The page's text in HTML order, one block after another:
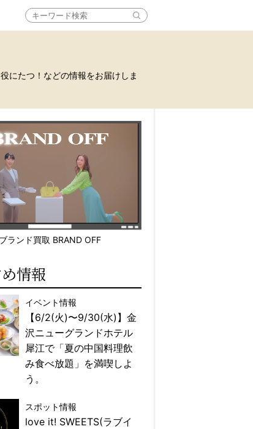
にたつ！などの情報をお届けしま
ブランド買取 BRAND OFF
情報
イベント情報
【6/2(火)〜9/30(水)】金
沢ニューグランドホテル
犀江で「夏の中国料理飲
み食べ放題」を満喫しよ
う。
スポット情報
love it! SWEETS(ラブイ